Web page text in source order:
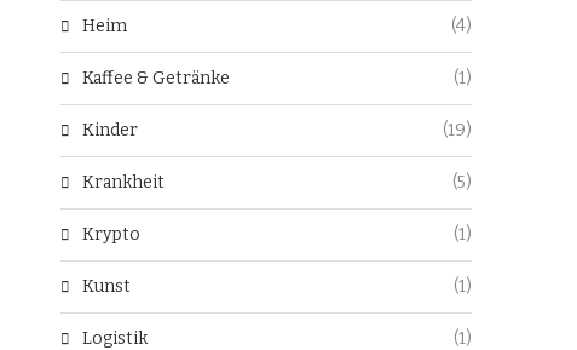
Heim (4)
Kaffee & Getränke (1)
Kinder (19)
Krankheit (5)
Krypto (1)
Kunst (1)
Logistik (1)